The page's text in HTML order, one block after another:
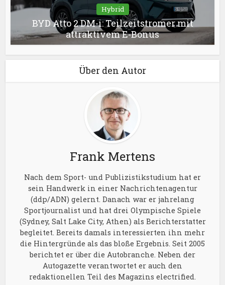
Hybrid
BYD Atto 2 DM-i: Teilzeitstromer mit
attraktivem E-Bonus
Über den Autor
Frank Mertens
Nach dem Sport- und Publizistikstudium hat er
sein Handwerk in einer Nachrichtenagentur
(ddp/ADN) gelernt. Danach war er jahrelang
Sportjournalist und hat drei Olympische Spiele
(Sydney, Salt Lake City, Athen) als Berichterstatter
begleitet. Bereits damals interessierten ihn mehr
die Hintergründe als das bloße Ergebnis. Seit 2005
berichtet er über die Autobranche. Neben der
Autogazette verantwortet er auch den
redaktionellen Teil des Magazins electrified.